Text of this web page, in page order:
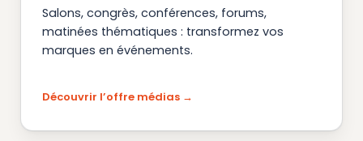
Salons, congrès, conférences, forums,
matinées thématiques : transformez vos
marques en événements.
Découvrir l’offre médias